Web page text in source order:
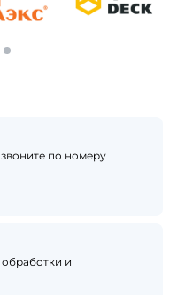
по номеру
и